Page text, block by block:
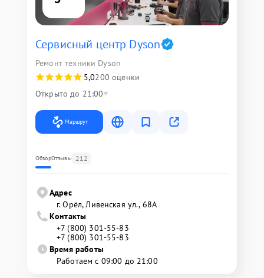
Сервисный центр Dyson
Ремонт техники Dyson
5,0200 оценки
Открыто до 21:00
Маршрут
ОбзорОтзывы 212
Адрес
г. Орёл, Ливенская ул., 68А
Контакты
+7 (800) 301-55-83
+7 (800) 301-55-83
Время работы
Работаем с 09:00 до 21:00